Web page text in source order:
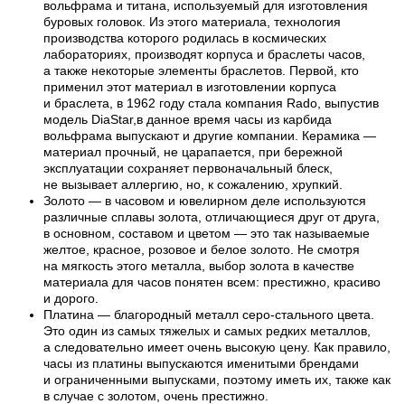
вольфрама и титана, используемый для изготовления
буровых головок. Из этого материала, технология
производства которого родилась в космических
лабораториях, производят корпуса и браслеты часов,
а также некоторые элементы браслетов. Первой, кто
применил этот материал в изготовлении корпуса
и браслета, в 1962 году стала компания Rado, выпустив
модель DiaStar,в данное время часы из карбида
вольфрама выпускают и другие компании. Керамика —
материал прочный, не царапается, при бережной
эксплуатации сохраняет первоначальный блеск,
не вызывает аллергию, но, к сожалению, хрупкий.
Золото — в часовом и ювелирном деле используются
различные сплавы золота, отличающиеся друг от друга,
в основном, составом и цветом — это так называемые
желтое, красное, розовое и белое золото. Не смотря
на мягкость этого металла, выбор золота в качестве
материала для часов понятен всем: престижно, красиво
и дорого.
Платина — благородный металл серо-стального цвета.
Это один из самых тяжелых и самых редких металлов,
а следовательно имеет очень высокую цену. Как правило,
часы из платины выпускаются именитыми брендами
и ограниченными выпусками, поэтому иметь их, также как
в случае с золотом, очень престижно.